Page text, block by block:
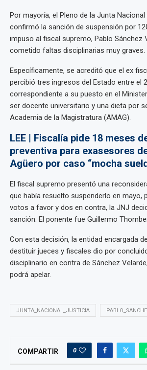
Por mayoría, el Pleno de la Junta
confirmó la sanción de suspensión por
impuso al fiscal supremo, Pablo Sánchez
cometido faltas disciplinarias muy graves.
Específicamente, se acreditó que el ex
percibió tres ingresos del Estado entre el
correspondiente a su puesto en el
ser docente universitario y una dieta por
Academia de la Magistratura (AMAG).
LEE | Fiscalía pide 18 meses
preventiva para exasesores
Agüero por caso “mocha
El fiscal supremo presentó una
que había resuelto suspenderlo en mayo,
votos a favor y dos en contra, la JNJ
sanción. El ponente fue Guillermo
Con esta decisión, la entidad encargada
destituir jueces y fiscales dio por
disciplinario en contra de Sánchez
podrá apelar.
JUNTA_NACIONAL_JUSTICIA
COMPARTIR 0